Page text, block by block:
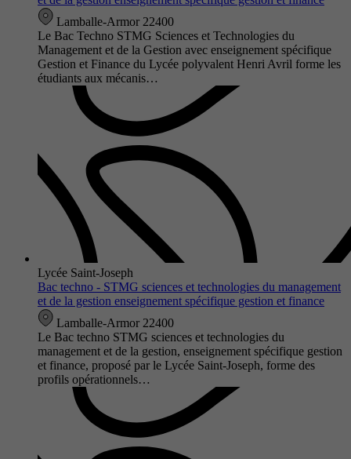
Lamballe-Armor 22400
Le Bac Techno STMG Sciences et Technologies du
Management et de la Gestion avec enseignement spécifique
Gestion et Finance du Lycée polyvalent Henri Avril forme les
étudiants aux mécanis…
Lycée Saint-Joseph
Bac techno - STMG sciences et technologies du management
et de la gestion enseignement spécifique gestion et finance
Lamballe-Armor 22400
Le Bac techno STMG sciences et technologies du
management et de la gestion, enseignement spécifique gestion
et finance, proposé par le Lycée Saint-Joseph, forme des
profils opérationnels…